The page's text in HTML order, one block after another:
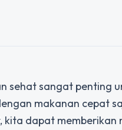
sehat sangat penting
makanan cepat
dapat